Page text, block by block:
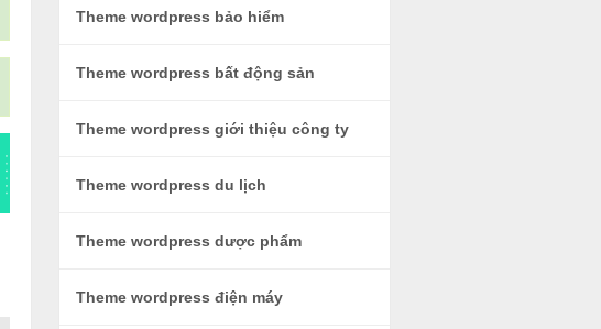
Theme wordpress bảo hiểm
Theme wordpress bất động sản
Theme wordpress giới thiệu công ty
Theme wordpress du lịch
Theme wordpress dược phẩm
Theme wordpress điện máy